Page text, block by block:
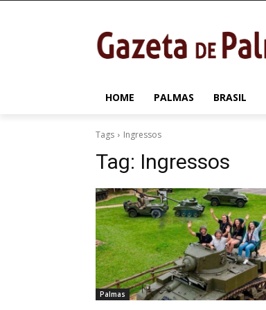
HOME PALMAS BRASIL
Tags Ingressos
Tag: Ingressos
Palmas